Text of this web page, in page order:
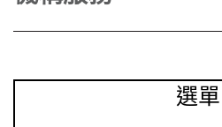
選單